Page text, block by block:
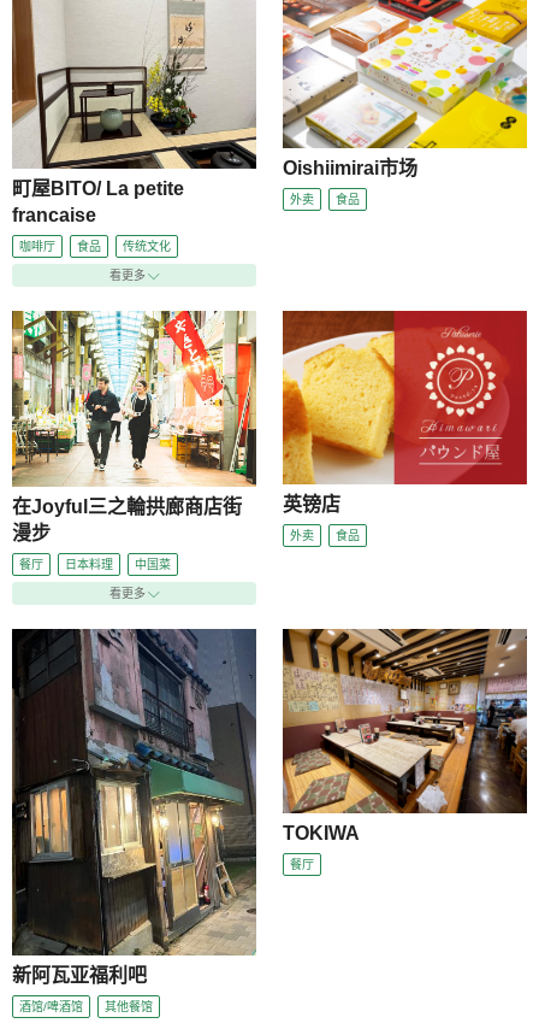
町屋BITO/ La petite
francaise
咖啡厅 食品 传统文化
看更多
Oishiimirai市场
外卖 食品
在Joyful三之輪拱廊商店街
漫步
餐厅 日本料理 中国菜
看更多
英镑店
外卖 食品
新阿瓦亚福利吧
酒馆/啤酒馆 其他餐馆
TOKIWA
餐厅